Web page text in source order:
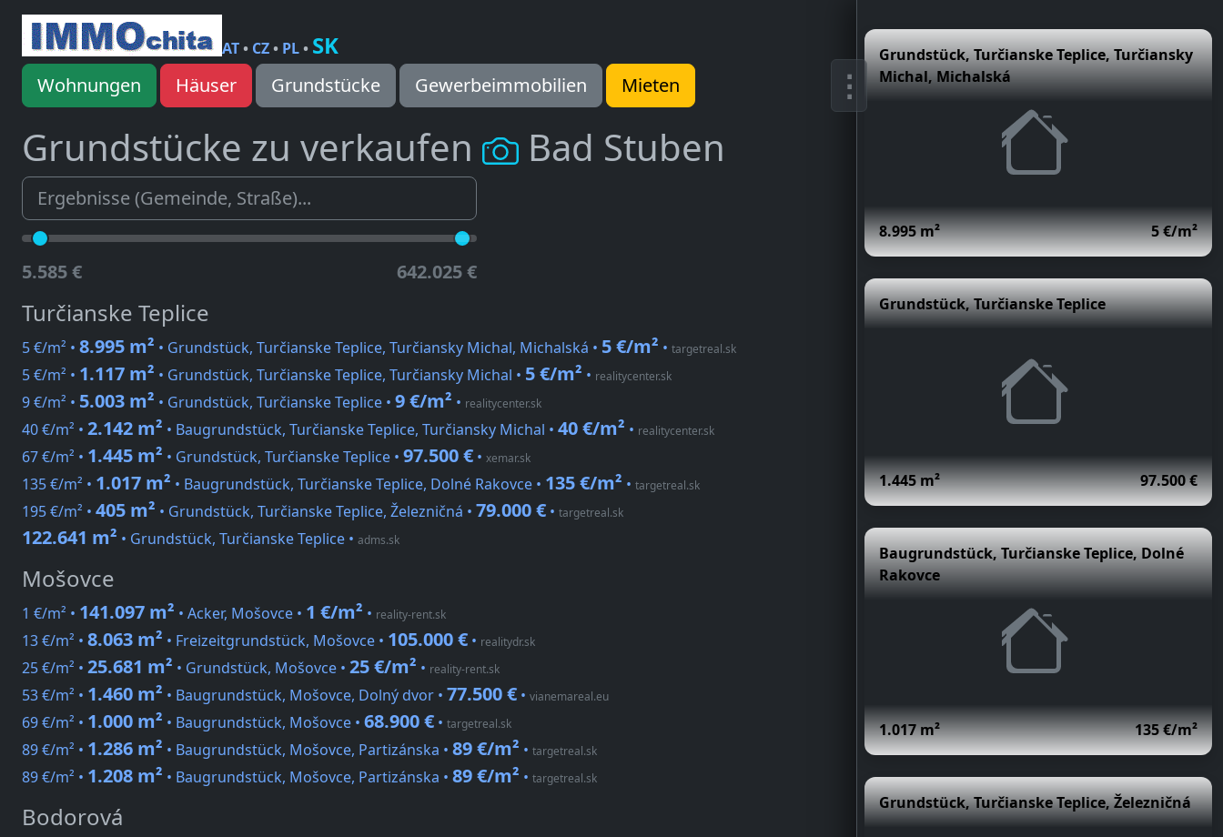
AT• CZ• PL• SK
Wohnungen Häuser Grundstücke Gewerbeimmobilien Mieten
Grundstücke zu verkaufen Bad Stuben
5.585 € 642.025 €
Turčianske Teplice
5 €/m² • 8.995 m² • Grundstück, Turčianske Teplice, Turčiansky Michal, Michalská • 5 €/m² • targetreal.sk
5 €/m² • 1.117 m² • Grundstück, Turčianske Teplice, Turčiansky Michal • 5 €/m² • realitycenter.sk
9 €/m² • 5.003 m² • Grundstück, Turčianske Teplice • 9 €/m² • realitycenter.sk
40 €/m² • 2.142 m² • Baugrundstück, Turčianske Teplice, Turčiansky Michal • 40 €/m² • realitycenter.sk
67 €/m² • 1.445 m² • Grundstück, Turčianske Teplice • 97.500 € • xemar.sk
135 €/m² • 1.017 m² • Baugrundstück, Turčianske Teplice, Dolné Rakovce • 135 €/m² • targetreal.sk
195 €/m² • 405 m² • Grundstück, Turčianske Teplice, Železničná • 79.000 € • targetreal.sk
122.641 m² • Grundstück, Turčianske Teplice • adms.sk
Mošovce
1 €/m² • 141.097 m² • Acker, Mošovce • 1 €/m² • reality-rent.sk
13 €/m² • 8.063 m² • Freizeitgrundstück, Mošovce • 105.000 € • realitydr.sk
25 €/m² • 25.681 m² • Grundstück, Mošovce • 25 €/m² • reality-rent.sk
53 €/m² • 1.460 m² • Baugrundstück, Mošovce, Dolný dvor • 77.500 € • vianemareal.eu
69 €/m² • 1.000 m² • Baugrundstück, Mošovce • 68.900 € • targetreal.sk
89 €/m² • 1.286 m² • Baugrundstück, Mošovce, Partizánska • 89 €/m² • targetreal.sk
89 €/m² • 1.208 m² • Baugrundstück, Mošovce, Partizánska • 89 €/m² • targetreal.sk
Bodorová